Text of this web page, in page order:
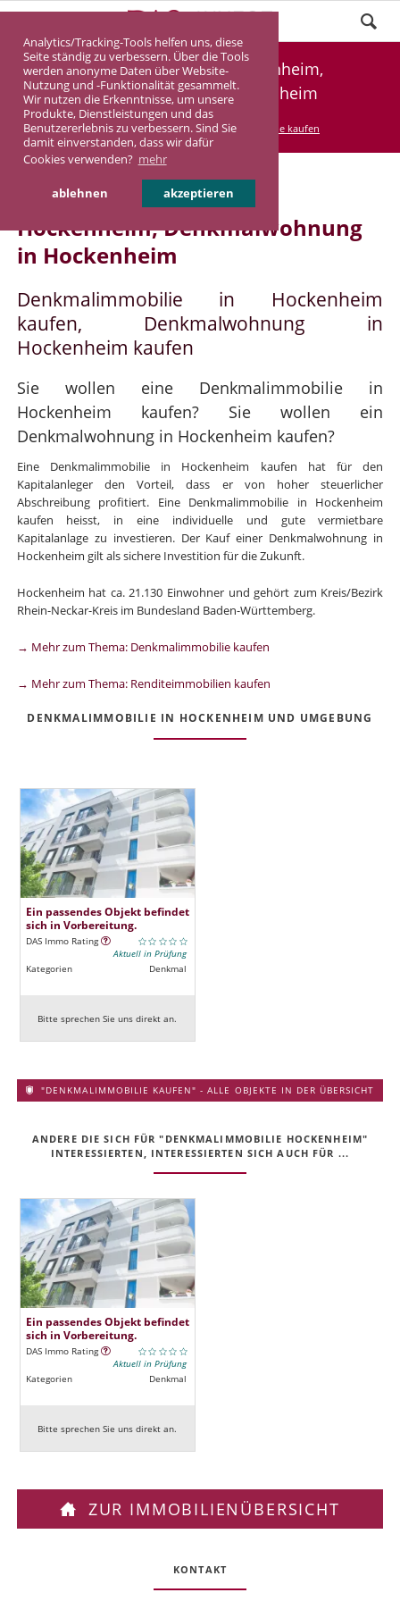
Analytics/Tracking-Tools helfen uns, diese
Seite ständig zu verbessern. Über die Tools
werden anonyme Daten über Website-
Nutzung und -Funktionalität gesammelt.
Wir nutzen die Erkenntnisse, um unsere
Produkte, Dienstleistungen und das
Benutzererlebnis zu verbessern. Sind Sie
damit einverstanden, dass wir dafür
Cookies verwenden? mehr
ablehnen akzeptieren
Denkmalimmobilie Hockenheim,
Denkmalwohnung Hockenheim
DASINVEST Service Denkmalimmobilie kaufen
Denkmalimmobilie in
Hockenheim, Denkmalwohnung
in Hockenheim
Denkmalimmobilie in Hockenheim
kaufen, Denkmalwohnung in
Hockenheim kaufen
Sie wollen eine Denkmalimmobilie in
Hockenheim kaufen? Sie wollen ein
Denkmalwohnung in Hockenheim kaufen?
Eine Denkmalimmobilie in Hockenheim kaufen hat für den
Kapitalanleger den Vorteil, dass er von hoher steuerlicher
Abschreibung profitiert. Eine Denkmalimmobilie in Hockenheim
kaufen heisst, in eine individuelle und gute vermietbare
Kapitalanlage zu investieren. Der Kauf einer Denkmalwohnung in
Hockenheim gilt als sichere Investition für die Zukunft.
Hockenheim hat ca. 21.130 Einwohner und gehört zum Kreis/Bezirk
Rhein-Neckar-Kreis im Bundesland Baden-Württemberg.
→ Mehr zum Thema: Denkmalimmobilie kaufen
→ Mehr zum Thema: Renditeimmobilien kaufen
DENKMALIMMOBILIE IN HOCKENHEIM UND UMGEBUNG
Ein passendes Objekt befindet
sich in Vorbereitung.
DAS Immo Rating
Aktuell in Prüfung
Kategorien
Denkmal
Bitte sprechen Sie uns direkt an.
"DENKMALIMMOBILIE KAUFEN" - ALLE OBJEKTE IN DER ÜBERSICHT
ANDERE DIE SICH FÜR "DENKMALIMMOBILIE HOCKENHEIM"
INTERESSIERTEN, INTERESSIERTEN SICH AUCH FÜR ...
Ein passendes Objekt befindet
sich in Vorbereitung.
DAS Immo Rating
Aktuell in Prüfung
Kategorien
Denkmal
Bitte sprechen Sie uns direkt an.
ZUR IMMOBILIENÜBERSICHT
KONTAKT